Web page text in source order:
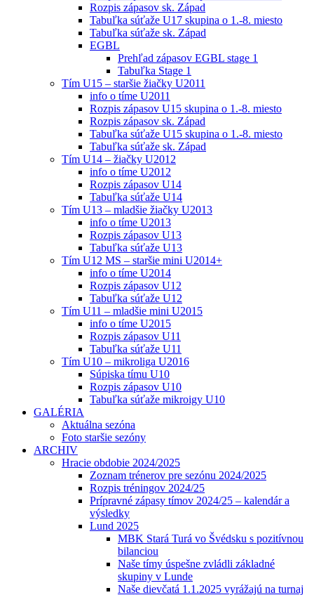
Rozpis zápasov sk. Západ
Tabuľka súťaže U17 skupina o 1.-8. miesto
Tabuľka súťaže sk. Západ
EGBL
Prehľad zápasov EGBL stage 1
Tabuľka Stage 1
Tím U15 – staršie žiačky U2011
info o tíme U2011
Rozpis zápasov U15 skupina o 1.-8. miesto
Rozpis zápasov sk. Západ
Tabuľka súťaže U15 skupina o 1.-8. miesto
Tabuľka súťaže sk. Západ
Tím U14 – žiačky U2012
info o tíme U2012
Rozpis zápasov U14
Tabuľka súťaže U14
Tím U13 – mladšie žiačky U2013
info o tíme U2013
Rozpis zápasov U13
Tabuľka súťaže U13
Tím U12 MS – staršie mini U2014+
info o tíme U2014
Rozpis zápasov U12
Tabuľka súťaže U12
Tím U11 – mladšie mini U2015
info o tíme U2015
Rozpis zápasov U11
Tabuľka súťaže U11
Tím U10 – mikroliga U2016
Súpiska tímu U10
Rozpis zápasov U10
Tabuľka súťaže mikroigy U10
GALÉRIA
Aktuálna sezóna
Foto staršie sezóny
ARCHIV
Hracie obdobie 2024/2025
Zoznam trénerov pre sezónu 2024/2025
Rozpis tréningov 2024/25
Prípravné zápasy tímov 2024/25 – kalendár a
výsledky
Lund 2025
MBK Stará Turá vo Švédsku s pozitívnou
bilanciou
Naše tímy úspešne zvládli základné
skupiny v Lunde
Naše dievčatá 1.1.2025 vyrážajú na turnaj